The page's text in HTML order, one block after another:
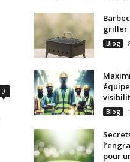
0
griller
Blog
Blog
pour